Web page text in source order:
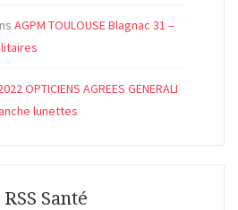
AGPM TOULOUSE Blagnac 31 –
OPTICIENS AGREES GENERALI
lunettes
RSS Santé